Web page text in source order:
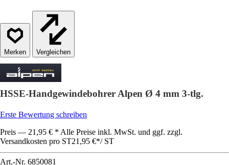
Vergleichen
HSSE-Handgewindebohrer Alpen Ø 4 mm 3-tlg.
Erste Bewertung schreiben
Preis — 21,95 € * Alle Preise inkl. MwSt. und ggf. zzgl.
Versandkosten pro ST21,95 €*/ ST
Art.-Nr. 6850081